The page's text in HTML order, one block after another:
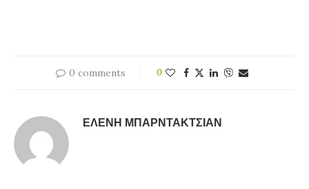
0 comments 0
ΕΛΈΝΗ ΜΠΑΡΝΤΑΚΤΣΙΆΝ